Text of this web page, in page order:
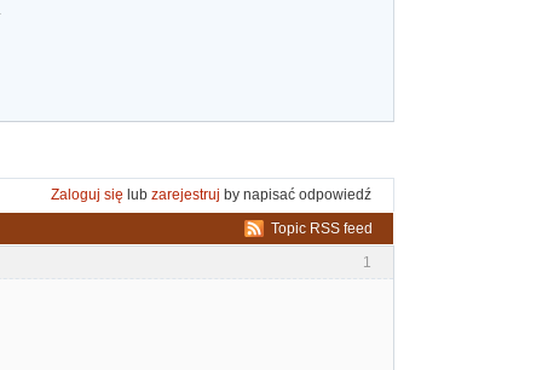
Zaloguj się lub zarejestruj by napisać odpowiedź
Topic RSS feed
1